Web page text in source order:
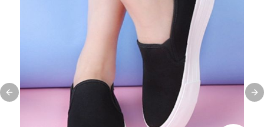
Previous slide